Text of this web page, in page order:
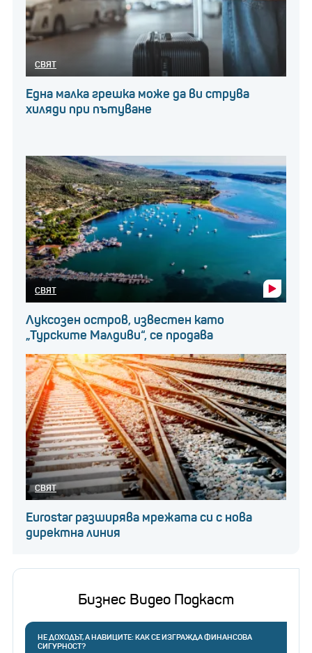
СВЯТ
Една малка грешка може да ви струва
хиляди при пътуване
СВЯТ
Луксозен остров, известен като
„Турските Малдиви“, се продава
СВЯТ
Eurostar разширява мрежата си с нова
директна линия
Бизнес Видео Подкаст
НЕ ДОХОДЪТ, А НАВИЦИТЕ: КАК СЕ ИЗГРАЖДА ФИНАНСОВА
СИГУРНОСТ?